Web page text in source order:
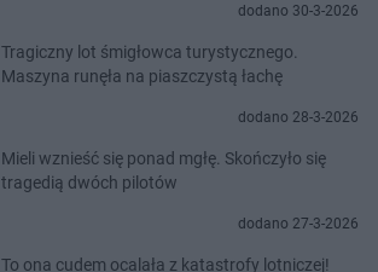
dodano 30-3-2026
Tragiczny lot śmigłowca turystycznego.
Maszyna runęła na piaszczystą łachę
dodano 28-3-2026
Mieli wznieść się ponad mgłę. Skończyło się
tragedią dwóch pilotów
dodano 27-3-2026
To ona cudem ocalała z katastrofy lotniczej!